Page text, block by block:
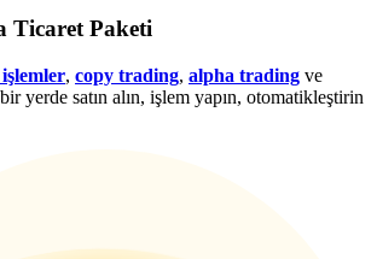
Ticaret Paketi
, copy trading, alpha trading ve
yerde satın alın, işlem yapın, otomatikleştirin